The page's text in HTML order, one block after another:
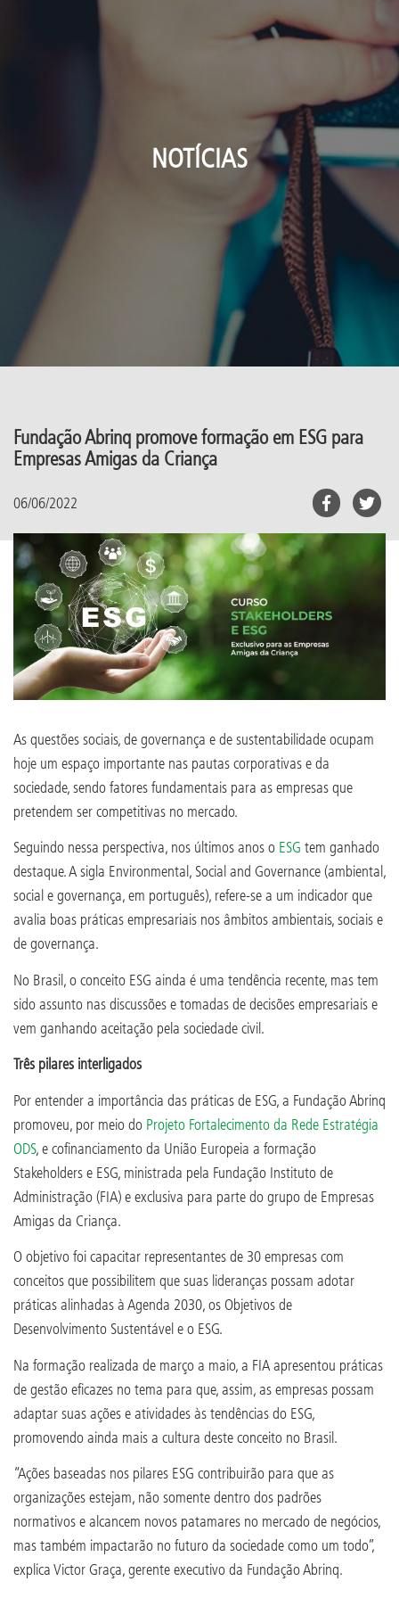
NOTÍCIAS
Fundação Abrinq promove formação em ESG para
Empresas Amigas da Criança
06/06/2022
As questões sociais, de governança e de sustentabilidade ocupam
hoje um espaço importante nas pautas corporativas e da
sociedade, sendo fatores fundamentais para as empresas que
pretendem ser competitivas no mercado.
Seguindo nessa perspectiva, nos últimos anos o ESG tem ganhado
destaque. A sigla Environmental, Social and Governance (ambiental,
social e governança, em português), refere-se a um indicador que
avalia boas práticas empresariais nos âmbitos ambientais, sociais e
de governança.
No Brasil, o conceito ESG ainda é uma tendência recente, mas tem
sido assunto nas discussões e tomadas de decisões empresariais e
vem ganhando aceitação pela sociedade civil.
Três pilares interligados
Por entender a importância das práticas de ESG, a Fundação Abrinq
promoveu, por meio do Projeto Fortalecimento da Rede Estratégia
ODS, e cofinanciamento da União Europeia a formação
Stakeholders e ESG, ministrada pela Fundação Instituto de
Administração (FIA) e exclusiva para parte do grupo de Empresas
Amigas da Criança.
O objetivo foi capacitar representantes de 30 empresas com
conceitos que possibilitem que suas lideranças possam adotar
práticas alinhadas à Agenda 2030, os Objetivos de
Desenvolvimento Sustentável e o ESG.
Na formação realizada de março a maio, a FIA apresentou práticas
de gestão eficazes no tema para que, assim, as empresas possam
adaptar suas ações e atividades às tendências do ESG,
promovendo ainda mais a cultura deste conceito no Brasil.
“Ações baseadas nos pilares ESG contribuirão para que as
organizações estejam, não somente dentro dos padrões
normativos e alcancem novos patamares no mercado de negócios,
mas também impactarão no futuro da sociedade como um todo”,
explica Victor Graça, gerente executivo da Fundação Abrinq.